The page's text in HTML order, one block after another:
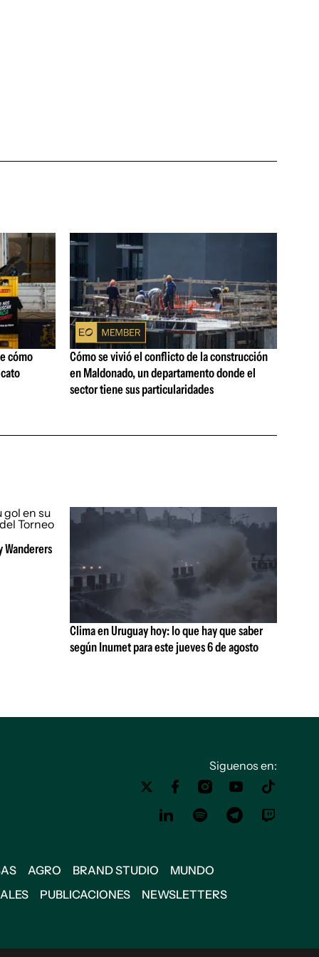
cómo
Cómo se vivió el conflicto de la construcción
en Maldonado, un departamento donde el
sector tiene sus particularidades
Wanderers
Clima en Uruguay hoy: lo que hay que saber
según Inumet para este jueves 6 de agosto
Siguenos en:
AGRO BRAND STUDIO
MUNDO
PUBLICACIONES NEWSLETTERS